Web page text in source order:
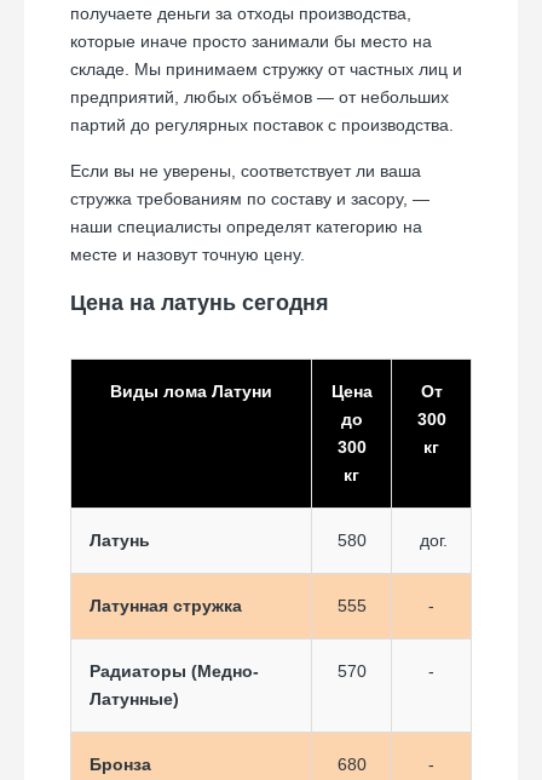
получаете деньги за отходы производства,
которые иначе просто занимали бы место на
складе. Мы принимаем стружку от частных лиц и
предприятий, любых объёмов — от небольших
партий до регулярных поставок с производства.
Если вы не уверены, соответствует ли ваша
стружка требованиям по составу и засору, —
наши специалисты определят категорию на
месте и назовут точную цену.
Цена на латунь сегодня
Виды лома Латуни
Цена
до
300
кг
От
300
кг
Латунь 580 дог.
Латунная стружка 555 -
Радиаторы (Медно-
Латунные)
570 -
Бронза 680 -